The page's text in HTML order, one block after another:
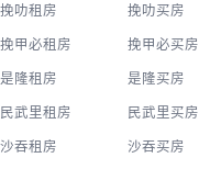
挽叻租房 挽叻买房
挽甲必租房 挽甲必买房
是隆租房 是隆买房
民武里租房 民武里买房
沙吞租房 沙吞买房